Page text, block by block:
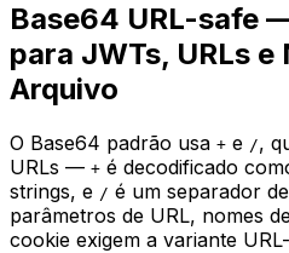
Base64 URL-safe
para JWTs, URLs e
Arquivo
O Base64 padrão usa + e /,
URLs — + é decodificado
strings, e / é um separador
parâmetros de URL, nomes
cookie exigem a variante